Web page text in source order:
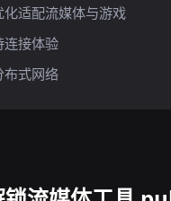
化适配流媒体与游戏
连接体验
布式网络